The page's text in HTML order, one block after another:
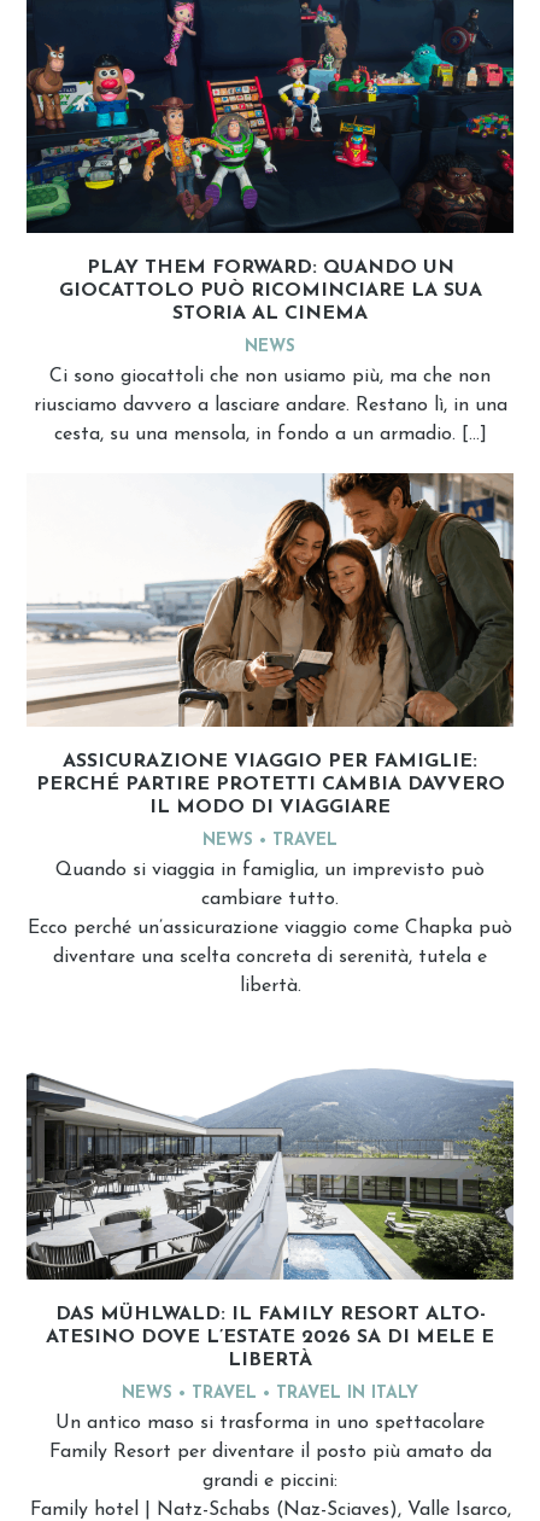
PLAY THEM FORWARD: QUANDO UN
GIOCATTOLO PUÒ RICOMINCIARE LA SUA
STORIA AL CINEMA
NEWS
Ci sono giocattoli che non usiamo più, ma che non
riusciamo davvero a lasciare andare. Restano lì, in una
cesta, su una mensola, in fondo a un armadio. […]
ASSICURAZIONE VIAGGIO PER FAMIGLIE:
PERCHÉ PARTIRE PROTETTI CAMBIA DAVVERO
IL MODO DI VIAGGIARE
NEWS TRAVEL
Quando si viaggia in famiglia, un imprevisto può
cambiare tutto.
Ecco perché un’assicurazione viaggio come Chapka può
diventare una scelta concreta di serenità, tutela e
libertà.
DAS MÜHLWALD: IL FAMILY RESORT ALTO-
ATESINO DOVE L’ESTATE 2026 SA DI MELE E
LIBERTÀ
NEWS TRAVEL TRAVEL IN ITALY
Un antico maso si trasforma in uno spettacolare
Family Resort per diventare il posto più amato da
grandi e piccini:
Family hotel | Natz-Schabs (Naz-Sciaves), Valle Isarco,